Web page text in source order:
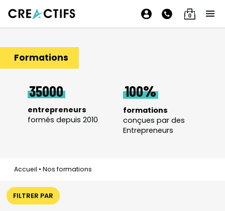
0
Formations
35000
entrepreneurs
formés depuis 2010
100
formations
conçues par des
Entrepreneurs
Accueil • Nos formations
FILTRER PAR